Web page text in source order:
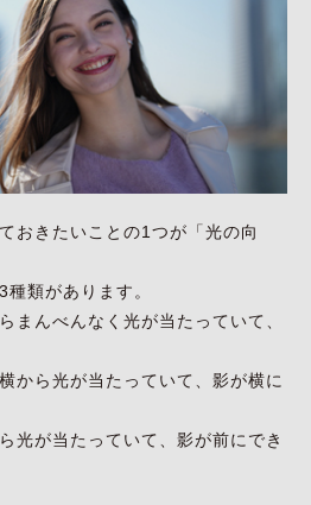
おきたいことの1つが「光の向
類があります。
まんべんなく光が当たっていて、
から光が当たっていて、影が横に
光が当たっていて、影が前にでき